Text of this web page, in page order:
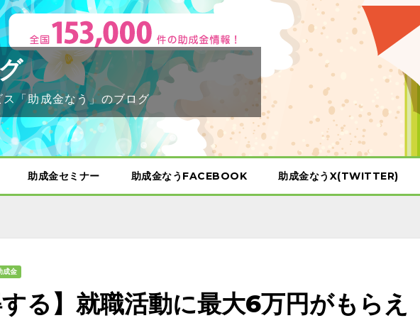
「助成金なう」のブログ
助成金セミナー 助成金なうFACEBOOK 助成金なうX(TWITTER)
成金
する】就職活動に最大6万円がもらえ